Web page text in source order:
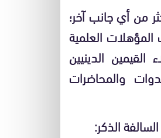
من أي جانب آخر؛
العلمية
الدينيين
والمحاضرات